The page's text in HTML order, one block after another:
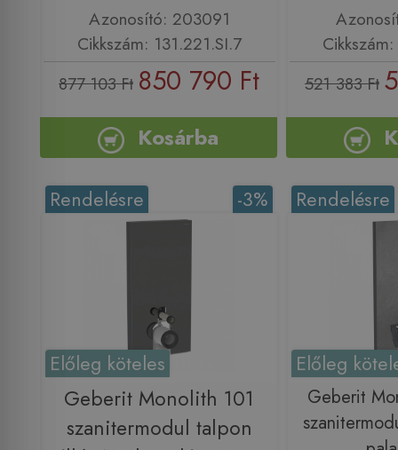
Azonosító: 203091
Cikkszám: 131.221.SI.7
877 103 Ft 850 790 Ft
Kosárba
521 383 Ft
-3%
Rendelésre
Előleg köteles
Geberit Monolith 101
szanitermodul talpon
Rendelésre
Előleg
Geberit